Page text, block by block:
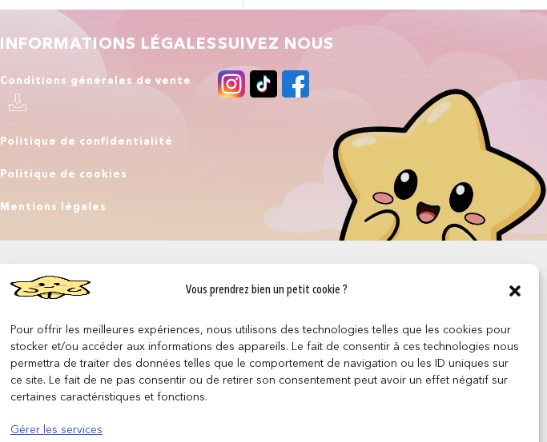
Vous prendrez bien un petit cookie ?
Pour offrir les meilleures expériences, nous utilisons des technologies telles que les cookies pour
stocker et/ou accéder aux informations des appareils. Le fait de consentir à ces technologies nous
permettra de traiter des données telles que le comportement de navigation ou les ID uniques sur
ce site. Le fait de ne pas consentir ou de retirer son consentement peut avoir un effet négatif sur
certaines caractéristiques et fonctions.
Gérer les services
INFORMATIONS LÉGALES
Conditions générales de vente
Politique de confidentialité
Politique de cookies
Mentions légales
SUIVEZ NOUS